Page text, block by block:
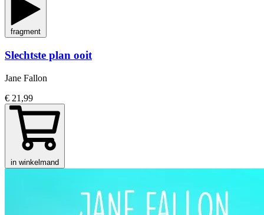
fragment
Slechtste plan ooit
Jane Fallon
€ 21,99
in winkelmand